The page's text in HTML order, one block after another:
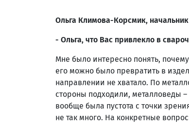
Ольга Климова-Корсмик,
- Ольга, что Вас привлекло в
Мне было интересно понять,
его можно было превратить в
направлении не хватало. По
стороны подходили, металловеды
вообще была пустота с точки
не так много. На конкретные